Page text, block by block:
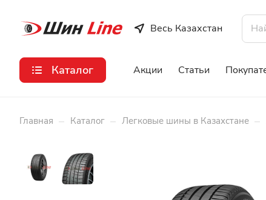
Весь Казахстан
Каталог Акции Статьи
Главная – Каталог – Легковые шины в Казахстане –